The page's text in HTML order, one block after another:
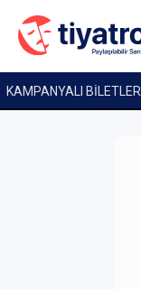
KAMPANYALI BİLETLER